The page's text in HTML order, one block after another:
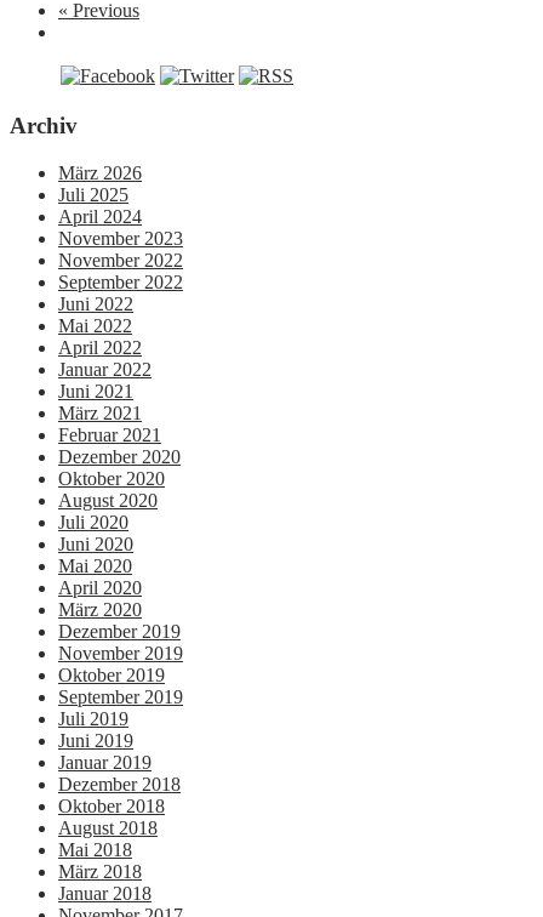
« Previous
Archiv
März 2026
Juli 2025
April 2024
November 2023
November 2022
September 2022
Juni 2022
Mai 2022
April 2022
Januar 2022
Juni 2021
März 2021
Februar 2021
Dezember 2020
Oktober 2020
August 2020
Juli 2020
Juni 2020
Mai 2020
April 2020
März 2020
Dezember 2019
November 2019
Oktober 2019
September 2019
Juli 2019
Juni 2019
Januar 2019
Dezember 2018
Oktober 2018
August 2018
Mai 2018
März 2018
Januar 2018